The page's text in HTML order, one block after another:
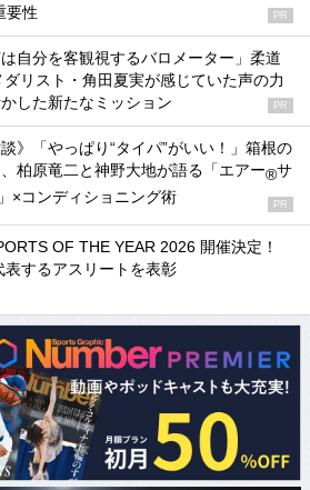
要性
PR
は自分を客観視するバロメーター」柔道
リスト・角田夏実が感じていた声の力
した新たなミッション
PR
談》「やっぱり“タイパ”がいい！」箱根の
柏原竜二と神野大地が語る「エアー®サ
」×コンディショニング術 PR
OF THE YEAR 2026 開催決定！
表するアスリートを表彰